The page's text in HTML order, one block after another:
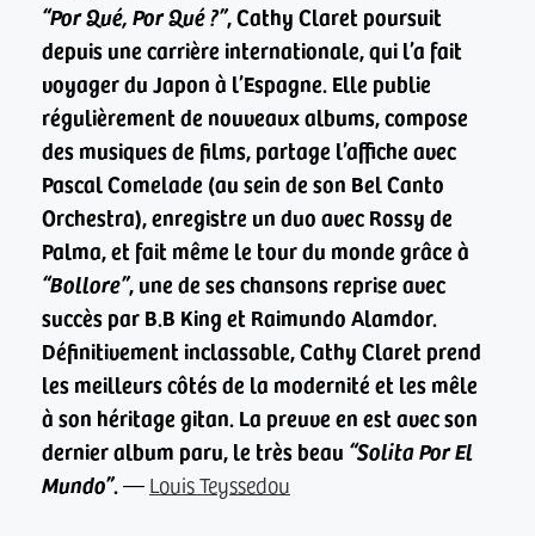
“Por Qué, Por Qué ?”, Cathy Claret poursuit
depuis une carrière internationale, qui l’a fait
voyager du Japon à l’Espagne. Elle publie
régulièrement de nouveaux albums, compose
des musiques de films, partage l’affiche avec
Pascal Comelade (au sein de son Bel Canto
Orchestra), enregistre un duo avec Rossy de
Palma, et fait même le tour du monde grâce à
“Bollore”, une de ses chansons reprise avec
succès par B.B King et Raimundo Alamdor.
Définitivement inclassable, Cathy Claret prend
les meilleurs côtés de la modernité et les mêle
à son héritage gitan. La preuve en est avec son
dernier album paru, le très beau “Solita Por El
Mundo”.— Louis Teyssedou